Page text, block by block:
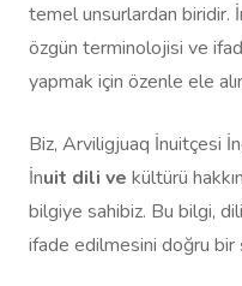
temel unsurlardan biridir.
özgün terminolojisi ve
yapmak için özenle ele
Biz, Arviligjuaq İnuitçesi
İnuit dili ve kültürü
bilgiye sahibiz. Bu bilgi,
ifade edilmesini doğru bir